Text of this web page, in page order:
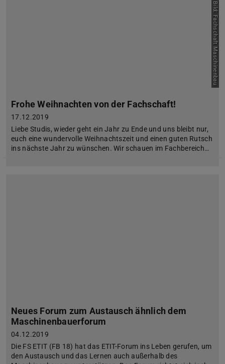
Bild: Fachschaft Maschinenbau
Frohe Weihnachten von der Fachschaft!
17.12.2019
Liebe Studis, wieder geht ein Jahr zu Ende und uns bleibt nur,
euch eine wundervolle Weihnachtszeit und einen guten Rutsch
ins nächste Jahr zu wünschen. Wir schauen im Fachbereich…
Neues Forum zum Austausch ähnlich dem
Maschinenbauerforum
04.12.2019
Die FS ETIT (FB 18) hat das ETIT-Forum ins Leben gerufen, um
den Austausch und das Lernen auch außerhalb des